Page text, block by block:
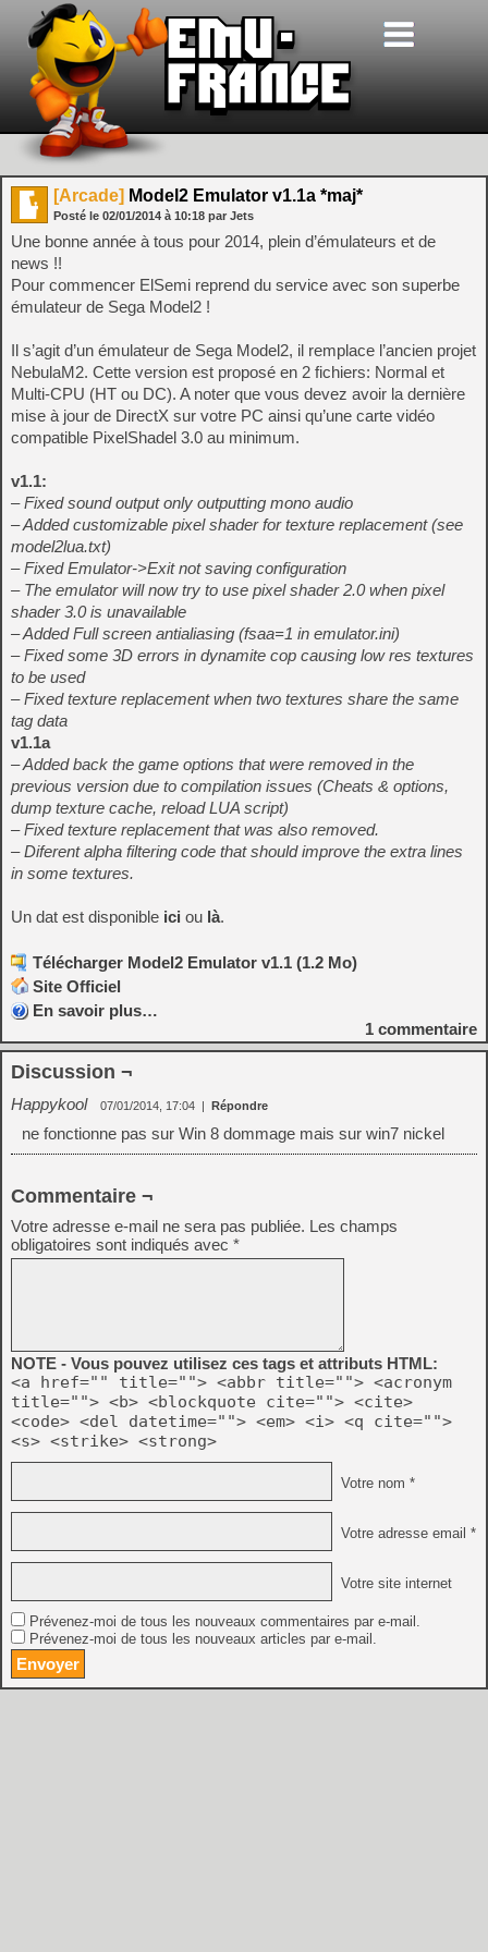
[Arcade] Model2 Emulator v1.1a *maj*
Posté le 02/01/2014 à 10:18 par Jets
Une bonne année à tous pour 2014, plein d’émulateurs et de
news !!
Pour commencer ElSemi reprend du service avec son superbe
émulateur de Sega Model2 !
Il s’agit d’un émulateur de Sega Model2, il remplace l’ancien projet
NebulaM2. Cette version est proposé en 2 fichiers: Normal et
Multi-CPU (HT ou DC). A noter que vous devez avoir la dernière
mise à jour de DirectX sur votre PC ainsi qu’une carte vidéo
compatible PixelShadel 3.0 au minimum.
v1.1:
– Fixed sound output only outputting mono audio
– Added customizable pixel shader for texture replacement (see
model2lua.txt)
– Fixed Emulator->Exit not saving configuration
– The emulator will now try to use pixel shader 2.0 when pixel
shader 3.0 is unavailable
– Added Full screen antialiasing (fsaa=1 in emulator.ini)
– Fixed some 3D errors in dynamite cop causing low res textures
to be used
– Fixed texture replacement when two textures share the same
tag data
v1.1a
– Added back the game options that were removed in the
previous version due to compilation issues (Cheats & options,
dump texture cache, reload LUA script)
– Fixed texture replacement that was also removed.
– Diferent alpha filtering code that should improve the extra lines
in some textures.
Un dat est disponible ici ou là.
Télécharger Model2 Emulator v1.1 (1.2 Mo)
Site Officiel
En savoir plus…
1 commentaire
Discussion ¬
Happykool 07/01/2014, 17:04 | Répondre
ne fonctionne pas sur Win 8 dommage mais sur win7 nickel
Commentaire ¬
Votre adresse e-mail ne sera pas publiée. Les champs
obligatoires sont indiqués avec *
NOTE - Vous pouvez utilisez ces tags et attributs HTML:
<a href="" title=""> <abbr title=""> <acronym
title=""> <b> <blockquote cite=""> <cite>
<code> <del datetime=""> <em> <i> <q cite="">
<s> <strike> <strong>
Votre nom *
Votre adresse email *
Votre site internet
Prévenez-moi de tous les nouveaux commentaires par e-mail.
Prévenez-moi de tous les nouveaux articles par e-mail.